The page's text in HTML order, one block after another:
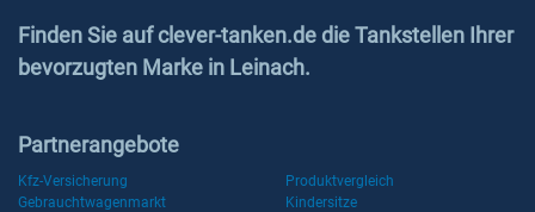
Finden Sie auf clever-tanken.de die Tankstellen Ihrer
bevorzugten Marke in Leinach.
Partnerangebote
Kfz-Versicherung
Produktvergleich
Gebrauchtwagenmarkt
Kindersitze